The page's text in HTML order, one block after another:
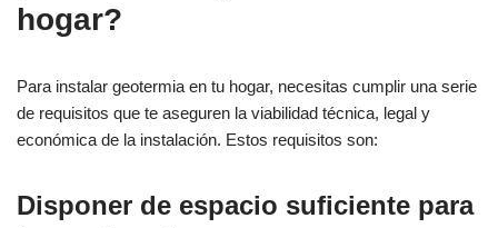
hogar?
Para instalar geotermia en tu hogar, necesitas cumplir una serie
de requisitos que te aseguren la viabilidad técnica, legal y
económica de la instalación. Estos requisitos son:
Disponer de espacio suficiente para